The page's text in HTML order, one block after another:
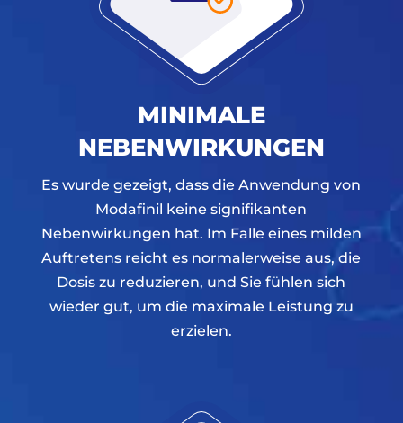
MINIMALE
NEBENWIRKUNGEN
Es wurde gezeigt, dass die Anwendung von
Modafinil keine signifikanten
Nebenwirkungen hat. Im Falle eines milden
Auftretens reicht es normalerweise aus, die
Dosis zu reduzieren, und Sie fühlen sich
wieder gut, um die maximale Leistung zu
erzielen.